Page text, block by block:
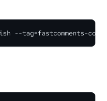
--tag=fastcomments-